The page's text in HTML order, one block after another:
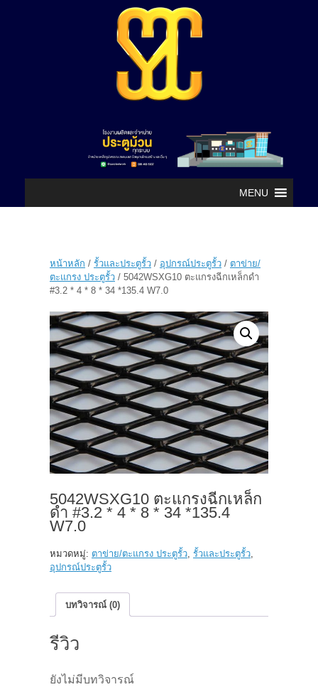
MENU
หน้าหลัก / รั้วและประตูรั้ว / อุปกรณ์ประตูรั้ว / ตาข่าย/
ตะแกรง ประตูรั้ว / 5042WSXG10 ตะแกรงฉีกเหล็กดำ
#3.2 * 4 * 8 * 34 *135.4 W7.0
5042WSXG10 ตะแกรงฉีกเหล็ก
ดำ #3.2 * 4 * 8 * 34 *135.4
W7.0
หมวดหมู่: ตาข่าย/ตะแกรง ประตูรั้ว, รั้วและประตูรั้ว,
อุปกรณ์ประตูรั้ว
บทวิจารณ์ (0)
รีวิว
ยังไม่มีบทวิจารณ์